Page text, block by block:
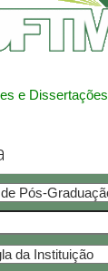
e Dissertações